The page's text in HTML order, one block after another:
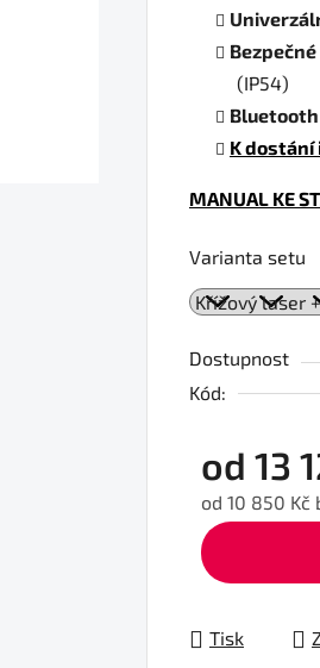
(IP54)
Bluetooth
K
MANUAL KE
Varianta setu
Dostupnost
Kód:
od 13
od 10 850 Kč
Měrná cena:
Tisk